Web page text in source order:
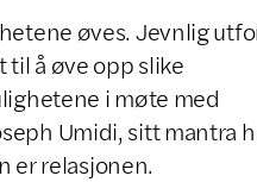
øves. Jevnlig
å øve opp slike
i møte med
Umidi, sitt mantra
er relasjonen.